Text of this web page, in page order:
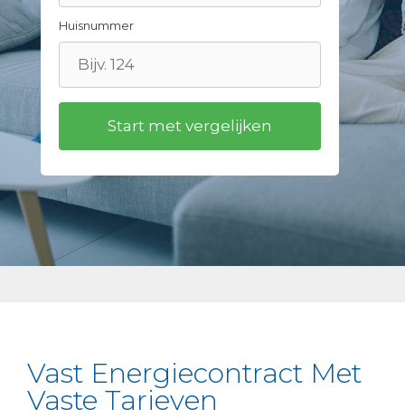
Huisnummer
Vast Energiecontract Met
Vaste Tarieven